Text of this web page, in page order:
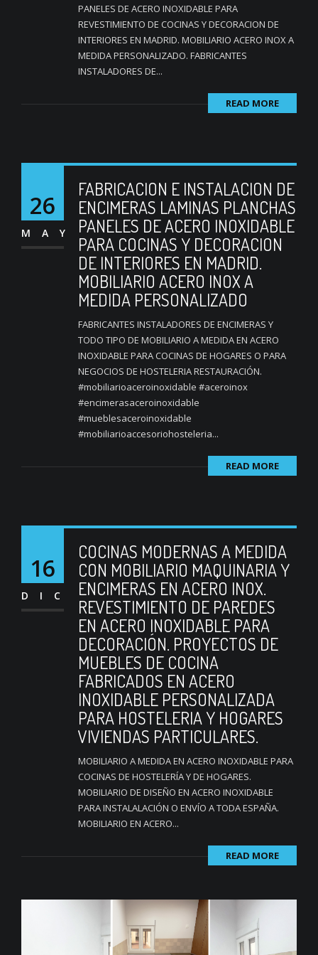
PANELES DE ACERO INOXIDABLE PARA
REVESTIMIENTO DE COCINAS Y DECORACION DE
INTERIORES EN MADRID. MOBILIARIO ACERO INOX A
MEDIDA PERSONALIZADO. FABRICANTES
INSTALADORES DE...
READ MORE
26
MAY
FABRICACION E INSTALACION DE
ENCIMERAS LAMINAS PLANCHAS
PANELES DE ACERO INOXIDABLE
PARA COCINAS Y DECORACION
DE INTERIORES EN MADRID.
MOBILIARIO ACERO INOX A
MEDIDA PERSONALIZADO
FABRICANTES INSTALADORES DE ENCIMERAS Y
TODO TIPO DE MOBILIARIO A MEDIDA EN ACERO
INOXIDABLE PARA COCINAS DE HOGARES O PARA
NEGOCIOS DE HOSTELERIA RESTAURACIÓN.
#mobiliarioaceroinoxidable #aceroinox
#encimerasaceroinoxidable
#mueblesaceroinoxidable
#mobiliarioaccesoriohosteleria...
READ MORE
16
DIC
COCINAS MODERNAS A MEDIDA
CON MOBILIARIO MAQUINARIA Y
ENCIMERAS EN ACERO INOX.
REVESTIMIENTO DE PAREDES
EN ACERO INOXIDABLE PARA
DECORACIÓN. PROYECTOS DE
MUEBLES DE COCINA
FABRICADOS EN ACERO
INOXIDABLE PERSONALIZADA
PARA HOSTELERIA Y HOGARES
VIVIENDAS PARTICULARES.
MOBILIARIO A MEDIDA EN ACERO INOXIDABLE PARA
COCINAS DE HOSTELERÍA Y DE HOGARES.
MOBILIARIO DE DISEÑO EN ACERO INOXIDABLE
PARA INSTALALACIÓN O ENVÍO A TODA ESPAÑA.
MOBILIARIO EN ACERO...
READ MORE